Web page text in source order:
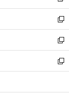
開
く
ウ
で
開
く
ン
ド
ウ
で
開
く
ウ
ィ
ン
ド
ウ
で
開
し
い
ウ
ィ
ン
ド
ウ
開
新
し
い
ウ
ィ
ン
ウ
新
し
い
ウ
ン
新
し
ウ